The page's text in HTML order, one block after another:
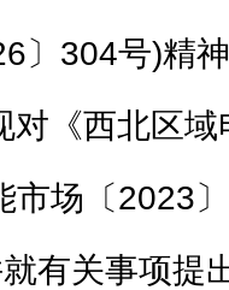
〕304号)精
对《西北区
市场〔2023
有关事项提